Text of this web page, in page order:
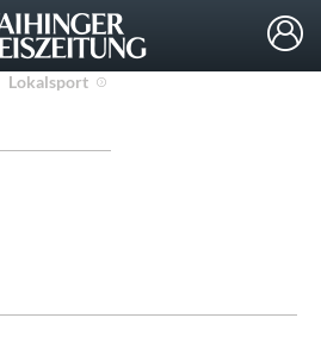
Lokalsport